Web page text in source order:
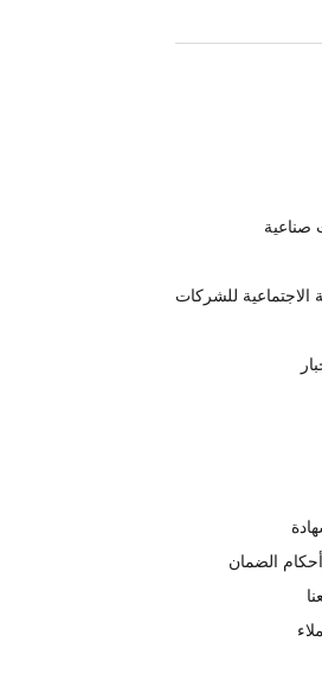
الاجتماعية للشركات
الضمان